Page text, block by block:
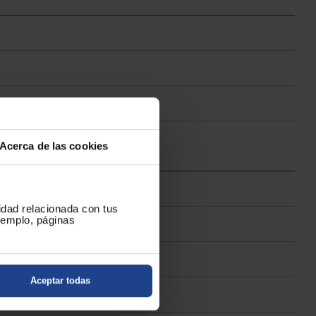
de las cookies
relacionada con tus
páginas
Aceptar todas